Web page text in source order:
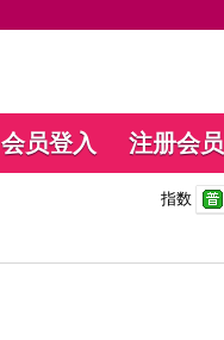
会员登入 注册会员
指数